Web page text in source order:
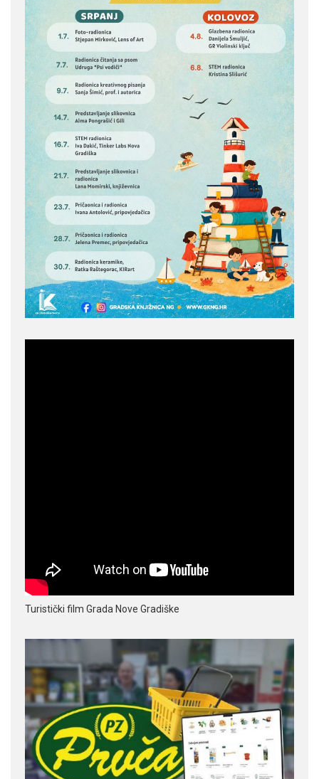
Turistički film Grada Nove Gradiške